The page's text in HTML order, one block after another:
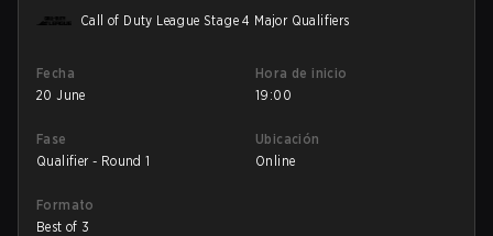
Call of Duty League Stage 4 Major Qualifiers
Fecha
20 June
Hora de inicio
19:00
Fase
Qualifier - Round 1
Ubicación
Online
Formato
Best of 3